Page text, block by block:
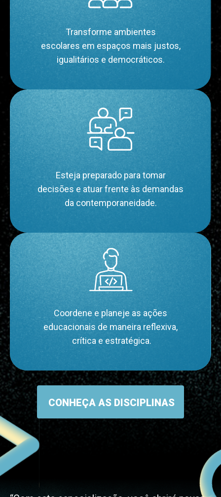
Transforme ambientes
escolares em espaços mais justos,
igualitários e democráticos.
Esteja preparado para tomar
decisões e atuar frente às demandas
da contemporaneidade.
Coordene e planeje as ações
educacionais de maneira reflexiva,
crítica e estratégica.
CONHEÇA AS DISCIPLINAS